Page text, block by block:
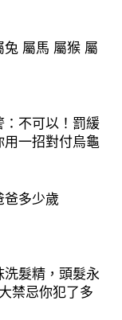
兔 屬馬 屬猴 屬
：不可以！罰緩
用一招對付烏龜
爸多少歲
洗髮精，頭髮永
禁忌你犯了多